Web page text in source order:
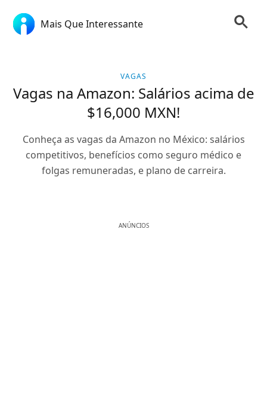
Mais Que Interessante
VAGAS
Vagas na Amazon: Salários acima de
$16,000 MXN!
Conheça as vagas da Amazon no México: salários
competitivos, benefícios como seguro médico e
folgas remuneradas, e plano de carreira.
ANÚNCIOS